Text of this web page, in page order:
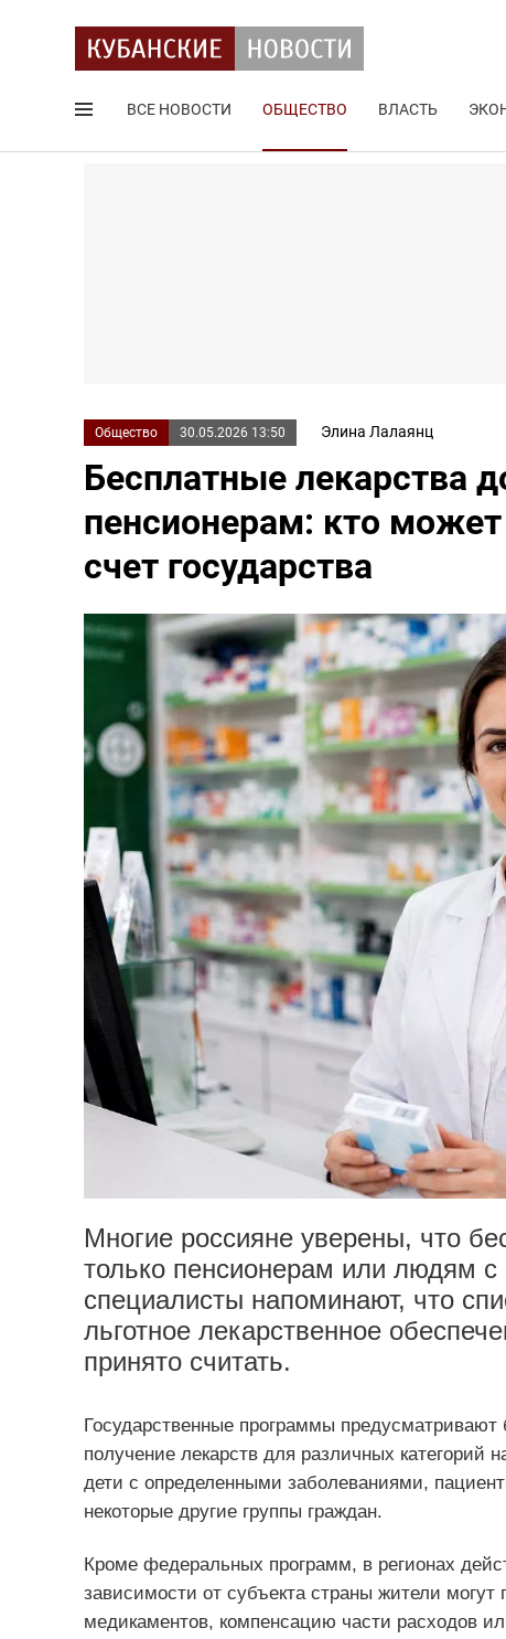
ВСЕ НОВОСТИ ОБЩЕСТВО ВЛАСТЬ
Общество 30.05.2026 13:50 Элина Лалаянц
Бесплатные лекарства
пенсионерам: кто
счет государства
Многие россияне уверены, что
только пенсионерам или людям
специалисты напоминают, что
льготное лекарственное
принято считать.
Государственные программы
получение лекарств для различных
дети с определенными заболеваниями,
некоторые другие группы граждан.
Кроме федеральных программ, в регионах
зависимости от субъекта страны жители могут
медикаментов, компенсацию части расходов